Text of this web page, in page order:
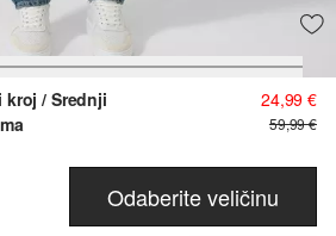
kroj / Srednji
24,99 €
59,99 €
Odaberite veličinu